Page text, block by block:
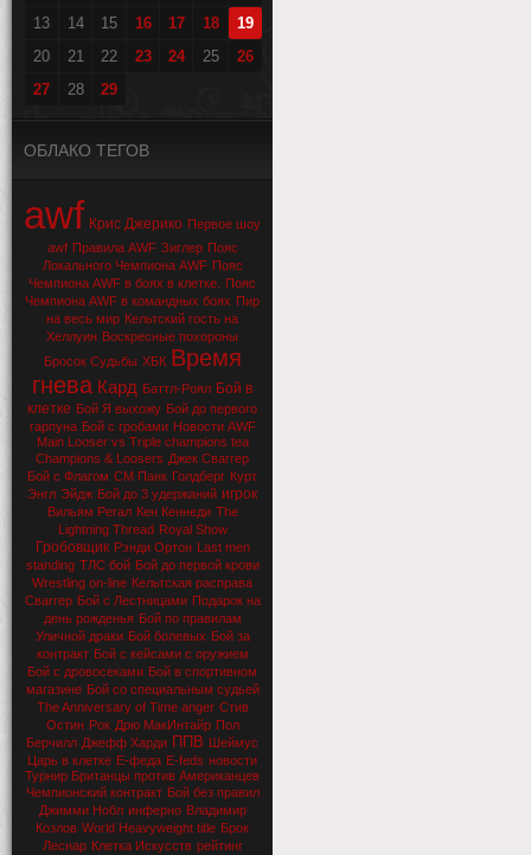
13
14 15 16 17 18
19
20
21 22 23 24 25
26
27
28 29
ОБЛАКО ТЕГОВ
awf Крис Джерико Первое шоу
awf Правила AWF Зиглер Пояс
Локального Чемпиона AWF Пояс
Чемпиона AWF в боях в клетке.
Пояс
Чемпиона AWF в командных боях Пир
на весь мир Кельтский гость на
Хеллуин Воскресные похороны
Бросок Судьбы ХБК Время
гнева Кард Баттл-Роял Бой в
клетке Бой Я выхожу Бой до первого
гарпуна Бой с гробами Новости AWF
Main Looser vs Triple champions tea
Champions & Loosers Джек Сваггер
Бой с Флагом СМ Панк Голдберг Курт
Энгл Эйдж Бой до 3 удержаний игрок
Вильям Регал Кен Кеннеди The
Lightning Thread Royal Show
Гробовщик Рэнди Ортон Last men
standing ТЛС бой Бой до первой крови
Wrestling on-line Кельтская расправа
Сваггер Бой с Лестницами Подарок на
день рожденья Бой по правилам
Уличной драки Бой болевых Бой за
контракт Бой с кейсами с оружием
Бой с дровосеками Бой в спортивном
магазине Бой со специальным судьей
The Anniversary of Time anger Стив
Остин Рок Дрю МакИнтайр Пол
Берчилл Джефф Харди ППВ Шеймус
Царь в клетке Е-феда E-feds новости
Турнир Британцы против Американцев
Чемпионский контракт Бой без правил
Джимми Нобл инферно Владимир
Козлов World Heavyweight title Брок
Леснар Клетка Искусств рейтинг